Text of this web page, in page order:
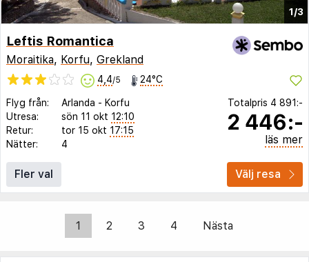
1/3
Leftis Romantica
Moraitika, Korfu, Grekland
4,4/5 24°C
Flyg från: Arlanda - Korfu
Utresa:
sön 11 okt 12:10
Retur:
tor 15 okt 17:15
Nätter:
4
Totalpris 4 891:-
2 446:-
läs mer
Fler val Välj resa
1 2 3 4 Nästa